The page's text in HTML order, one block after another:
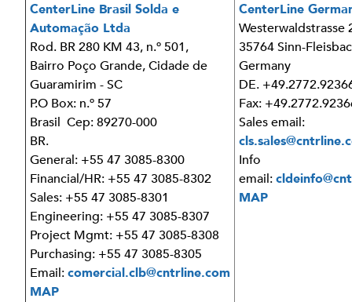
CenterLine Brasil Solda e
Automação Ltda
Rod. BR 280 KM 43, n.º 501,
Bairro Poço Grande, Cidade de
Guaramirim - SC
P.O Box: n.º 57
Brasil Cep: 89270-000
BR.
General: +55 47 3085-8300
Financial/HR: +55 47 3085-8302
Sales: +55 47 3085-8301
Engineering: +55 47 3085-8307
Project Mgmt: +55 47 3085-8308
Purchasing: +55 47 3085-8305
Email:comercial.clb@cntrline.com
MAP
CenterLine
Westerwaldstrasse
35764 Sinn-
Germany
DE.
Fax:
Sales email:
Info
email:
MAP